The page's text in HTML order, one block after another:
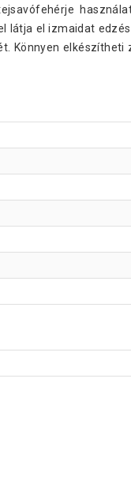
látja el izmaidat
elkészítheti